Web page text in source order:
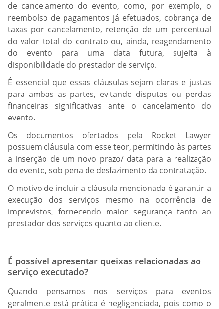
de cancelamento do evento, como, por exemplo, o
reembolso de pagamentos já efetuados, cobrança de
taxas por cancelamento, retenção de um percentual
do valor total do contrato ou, ainda, reagendamento
do evento para uma data futura, sujeita à
disponibilidade do prestador de serviço.
É essencial que essas cláusulas sejam claras e justas
para ambas as partes, evitando disputas ou perdas
financeiras significativas ante o cancelamento do
evento.
Os documentos ofertados pela Rocket Lawyer
possuem cláusula com esse teor, permitindo às partes
a inserção de um novo prazo/ data para a realização
do evento, sob pena de desfazimento da contratação.
O motivo de incluir a cláusula mencionada é garantir a
execução dos serviços mesmo na ocorrência de
imprevistos, fornecendo maior segurança tanto ao
prestador dos serviços quanto ao cliente.
É possível apresentar queixas relacionadas ao
serviço executado?
Quando pensamos nos serviços para eventos
geralmente está prática é negligenciada, pois como o